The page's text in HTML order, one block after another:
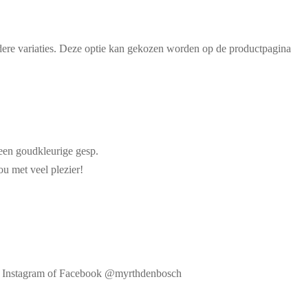
variaties. Deze optie kan gekozen worden op de productpagina
goudkleurige gesp.
met veel plezier!
of Facebook @myrthdenbosch